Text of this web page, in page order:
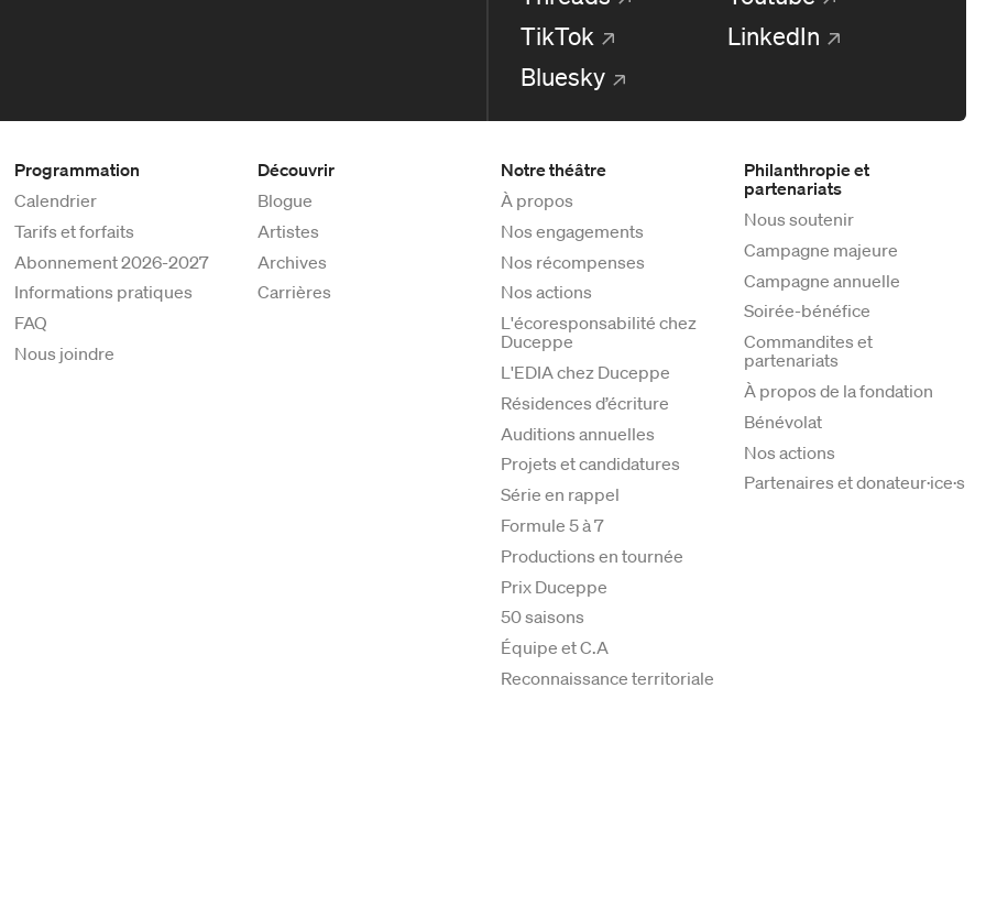
TikTok
LinkedIn
Bluesky
Programmation
Calendrier
Tarifs et forfaits
Abonnement 2026-2027
Informations pratiques
FAQ
Nous joindre
Découvrir
Blogue
Artistes
Archives
Carrières
Notre théâtre
À propos
Nos engagements
Nos récompenses
Nos actions
L'écoresponsabilité chez
Duceppe
L'EDIA chez Duceppe
Résidences d’écriture
Auditions annuelles
Projets et candidatures
Série en rappel
Formule 5 à 7
Productions en tournée
Prix Duceppe
50 saisons
Équipe et C.A
Reconnaissance territoriale
Philanthropie et
partenariats
Nous soutenir
Campagne majeure
Campagne annuelle
Soirée-bénéfice
Commandites et
partenariats
À propos de la fondation
Bénévolat
Nos actions
Partenaires et donateur·ice·s